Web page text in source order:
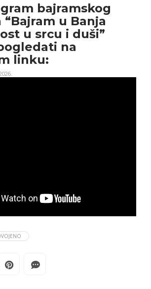
bajramskog
u Banja
u srcu i duši”
na
linku: